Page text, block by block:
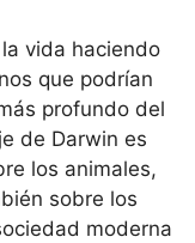
vida haciendo
que podrían
profundo del
de Darwin es
los animales,
sobre los
moderna